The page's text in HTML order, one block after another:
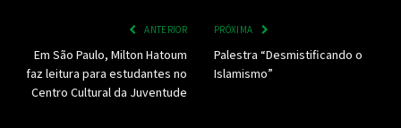
ANTERIOR
Em São Paulo, Milton Hatoum
faz leitura para estudantes no
Centro Cultural da Juventude
PRÓXIMA
Palestra “Desmistificando o
Islamismo”